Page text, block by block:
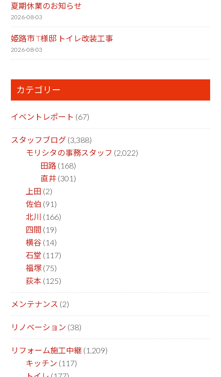
夏期休業のお知らせ
2026-08-03
姫路市 T様邸 トイレ改装工事
2026-08-03
カテゴリー
イベントレポート (67)
スタッフブログ (3,388)
モリシタの事務スタッフ (2,022)
田路 (168)
直井 (301)
上田 (2)
佐伯 (91)
北川 (166)
四間 (19)
横谷 (14)
石堂 (117)
福塚 (75)
荻本 (125)
メンテナンス (2)
リノベーション (38)
リフォーム施工中継 (1,209)
キッチン (117)